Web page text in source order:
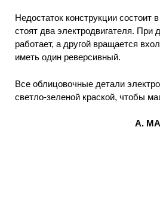
Недостаток конструкции состоит
стоят два электродвигателя. При
работает, а другой вращается
иметь один реверсивный.
Все облицовочные детали
светло-зеленой краской, чтобы
А.